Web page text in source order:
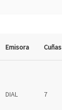
Emisora Cuñas
DIAL 7